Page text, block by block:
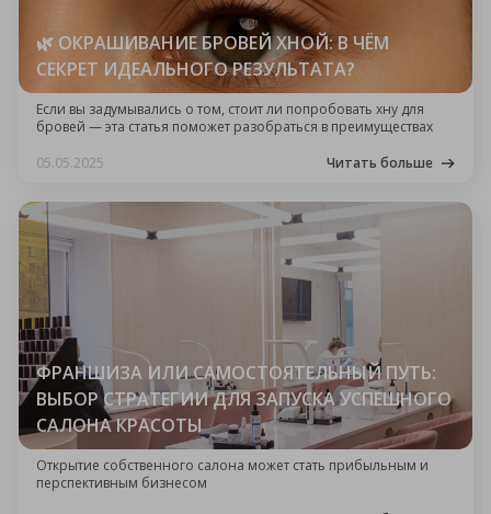
🌿 ОКРАШИВАНИЕ БРОВЕЙ ХНОЙ: В ЧЁМ
СЕКРЕТ ИДЕАЛЬНОГО РЕЗУЛЬТАТА?
Если вы задумывались о том, стоит ли попробовать хну для
бровей — эта статья поможет разобраться в преимуществах
05.05.2025
Читать больше
ФРАНШИЗА ИЛИ САМОСТОЯТЕЛЬНЫЙ ПУТЬ:
ВЫБОР СТРАТЕГИИ ДЛЯ ЗАПУСКА УСПЕШНОГО
САЛОНА КРАСОТЫ
Открытие собственного салона может стать прибыльным и
перспективным бизнесом